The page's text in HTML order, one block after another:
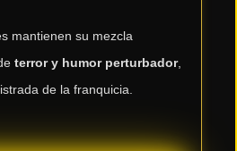
mantienen su mezcla
terror y humor perturbador,
de la franquicia.